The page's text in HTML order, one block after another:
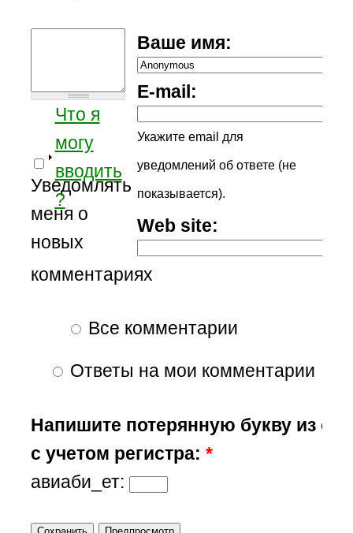
Ваше имя:
E-mail:
Укажите email для
уведомлений об ответе (не
показывается).
Web site:
Что я
могу
вводить
?
Уведомлять
меня о
новых
комментариях
Все комментарии
Ответы на мои комментарии
Напишите потерянную букву из
с учетом регистра:*
авиаби_ет: